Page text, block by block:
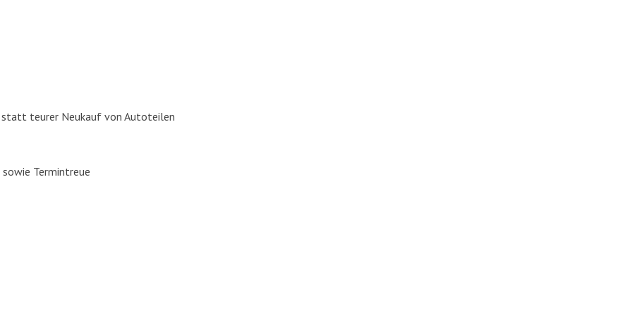
statt teu­rer Neu­kauf von Auto­tei­len
Ter­min­treue
Auto­glas Repa­ra­tur / Aus­tausch und Fahr­zeug­la­ckie­rung in Pul­heim. Mit hoch­wer­ti­gem Auto­ser­vice zu fai­ren Prei­sen
aus einer Hand. Wir freu­en uns auf Ihren